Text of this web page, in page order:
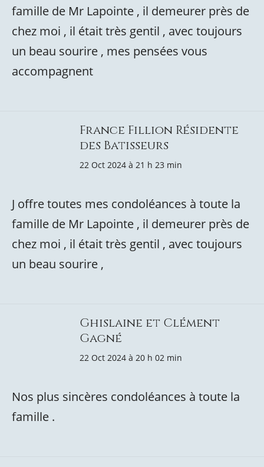
famille de Mr Lapointe , il demeurer près de
chez moi , il était très gentil , avec toujours
un beau sourire , mes pensées vous
accompagnent
France Fillion Résidente
des Batisseurs
22 Oct 2024 à 21 h 23 min
J offre toutes mes condoléances à toute la
famille de Mr Lapointe , il demeurer près de
chez moi , il était très gentil , avec toujours
un beau sourire ,
Ghislaine et Clément
Gagné
22 Oct 2024 à 20 h 02 min
Nos plus sincères condoléances à toute la
famille .